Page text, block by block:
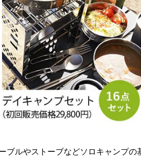
ブルやストーブなどソロキャンプ